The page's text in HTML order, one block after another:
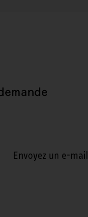
Envoyez un e-mail